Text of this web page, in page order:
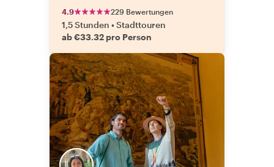
4.9 229 Bewertungen
1,5 Stunden •Stadttouren
ab €33.32 pro Person